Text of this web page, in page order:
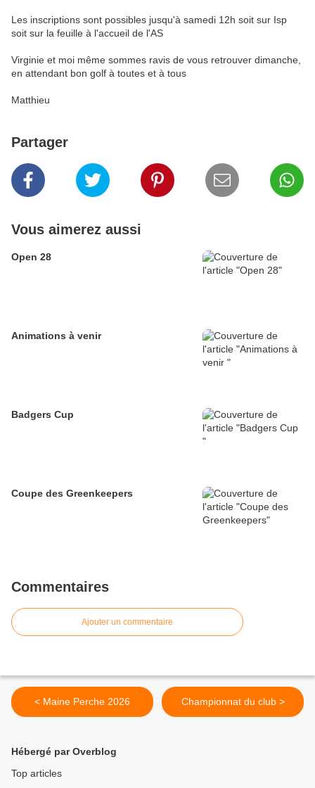
Les inscriptions sont possibles jusqu'à samedi 12h soit sur Isp
soit sur la feuille à l'accueil de l'AS
Virginie et moi même sommes ravis de vous retrouver dimanche,
en attendant bon golf à toutes et à tous
Matthieu
Partager
Vous aimerez aussi
Open 28
Animations à venir
Badgers Cup
Coupe des Greenkeepers
Commentaires
Ajouter un commentaire
< Maine Perche 2026 Championnat du club >
Hébergé par Overblog
Top articles